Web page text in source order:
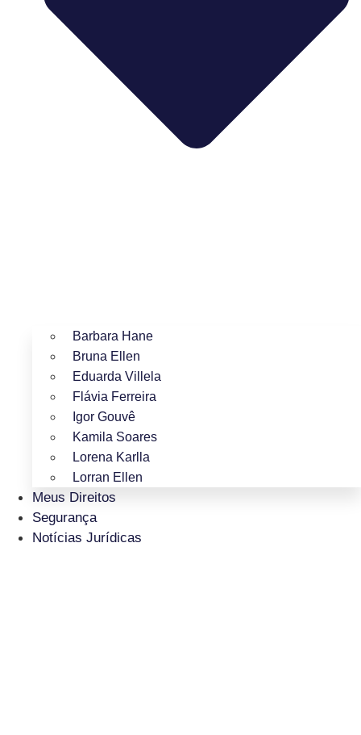
Barbara Hane
Bruna Ellen
Eduarda Villela
Flávia Ferreira
Igor Gouvê
Kamila Soares
Lorena Karlla
Lorran Ellen
Meus Direitos
Segurança
Notícias Jurídicas